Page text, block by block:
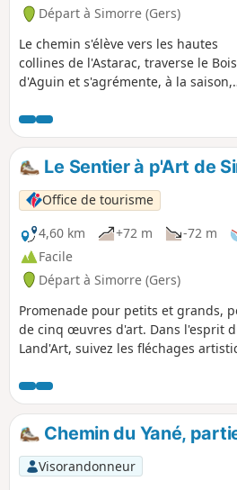
Départ à Simorre (Gers)
Le chemin s'élève vers les hautes
collines de l'Astarac, traverse le Bois
d'Aguin et s'agrémente, à la saison,
Le Sentier à p'Art de
Office de tourisme
4,60 km
+72 m -72 m
Facile
Départ à Simorre (Gers)
Promenade pour petits et grands,
de cinq œuvres d'art. Dans l'esprit
Land'Art, suivez les fléchages
naturels et/ou de récupération,
pleine nature.Ouvrez bien les yeux
adopter un autre regard sur
l'environnement.Plus de détails sur
sentier auprès de l'Office de
Coteaux Arrats Gimone
Chemin du Yané,
Visorandonneur